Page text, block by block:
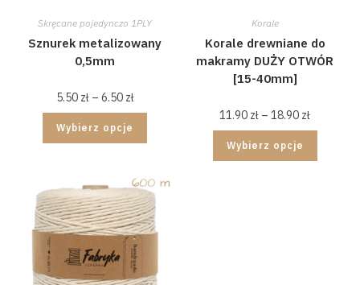
Skręcane pojedynczo 1PLY
Sznurek metalizowany
0,5mm
5.50 zł – 6.50 zł
Wybierz opcje
Korale
Korale drewniane do
makramy DUŻY OTWÓR
[15-40mm]
11.90 zł – 18.90 zł
Wybierz opcje